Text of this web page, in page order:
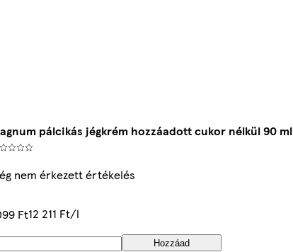
pálcikás jégkrém hozzáadott cukor nélkül 90 ml
nem érkezett értékelés
Ft12 211 Ft/l
Hozzáad